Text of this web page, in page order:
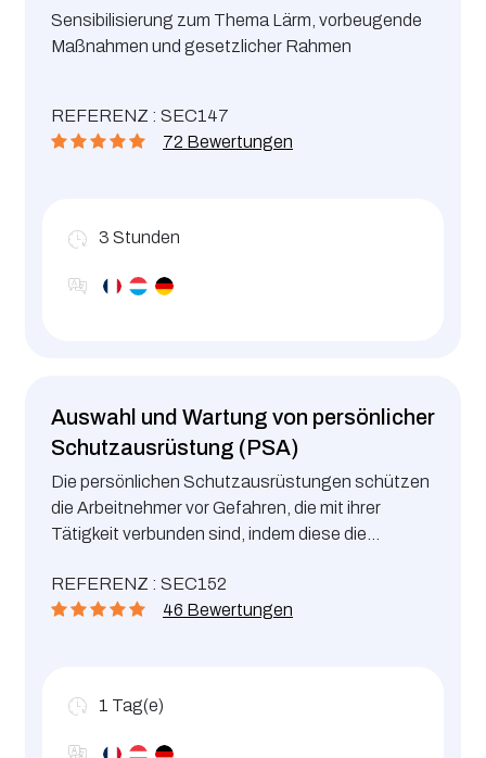
Sensibilisierung zum Thema Lärm, vorbeugende
Maßnahmen und gesetzlicher Rahmen
REFERENZ : SEC147
72 Bewertungen
3 Stunden
Auswahl und Wartung von persönlicher
Schutzausrüstung (PSA)
Die persönlichen Schutzausrüstungen schützen
die Arbeitnehmer vor Gefahren, die mit ihrer
Tätigkeit verbunden sind, indem diese die
REFERENZ : SEC152
46 Bewertungen
1 Tag(e)